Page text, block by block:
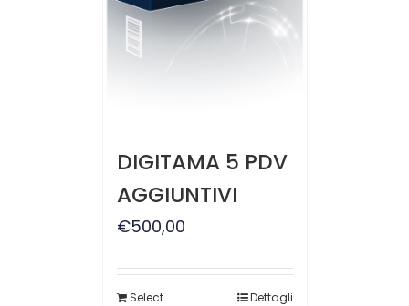
DIGITAMA 5 PDV
AGGIUNTIVI
€500,00
Select
Dettagli